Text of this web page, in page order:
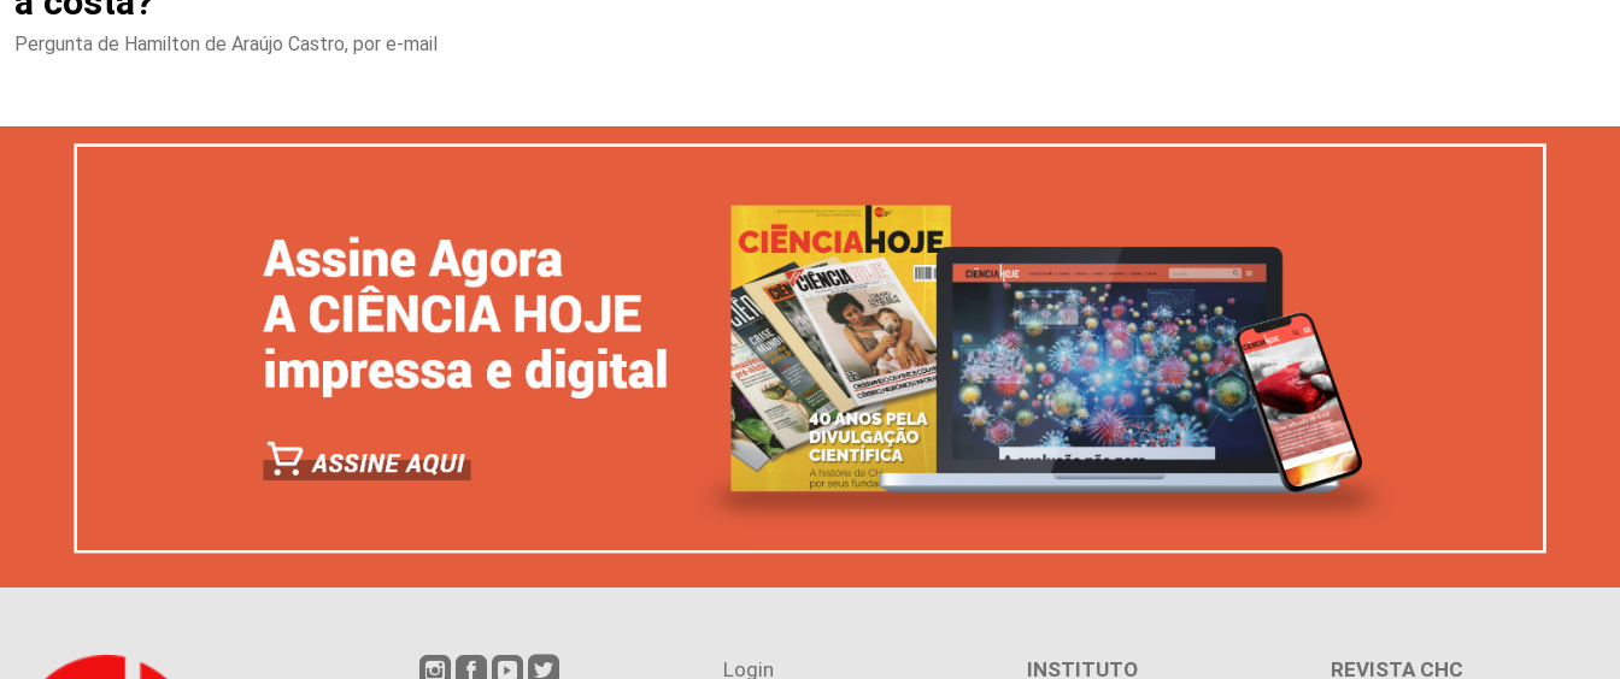
Pergunta de Hamilton de Araújo Castro, por e-mail
Login INSTITUTO REVISTA CHC